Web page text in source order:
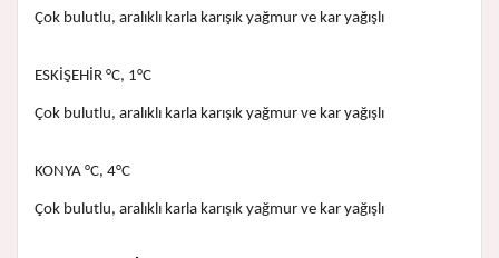
Çok bulutlu, aralıklı karla karışık yağmur ve kar yağışlı
ESKİŞEHİR °C, 1°C
Çok bulutlu, aralıklı karla karışık yağmur ve kar yağışlı
KONYA °C, 4°C
Çok bulutlu, aralıklı karla karışık yağmur ve kar yağışlı